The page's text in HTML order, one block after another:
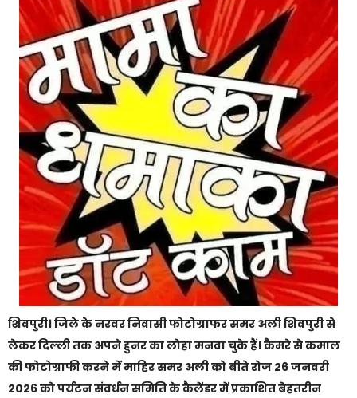
शिवपुरी। जिले के नरवर निवासी फोटोग्राफर समर अली शिवपुरी से
लेकर दिल्ली तक अपने हुनर का लोहा मनवा चुके हैं। कैमरे से कमाल
की फोटोग्राफी करने में माहिर समर अली को बीते रोज 26 जनवरी
2026 को पर्यटन संवर्धन समिति के कैलेंडर में प्रकाशित बेहतरीन